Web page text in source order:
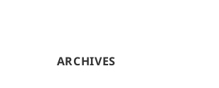
͏ARCHIVES